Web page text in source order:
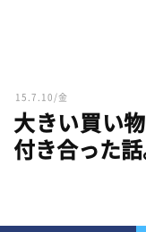
15.7.10/金
大きい買い
付き合った話